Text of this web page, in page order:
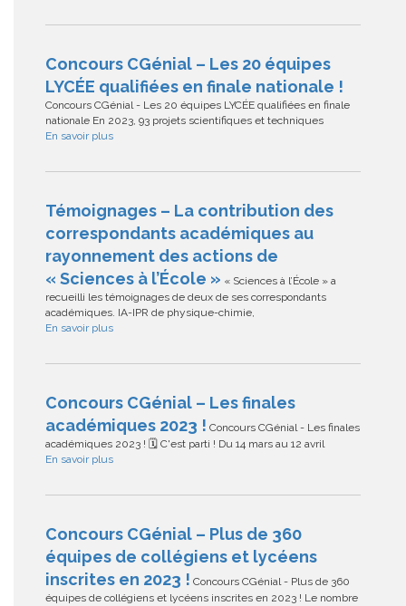
Concours CGénial – Les 20 équipes
LYCÉE qualifiées en finale nationale !
Concours CGénial - Les 20 équipes LYCÉE qualifiées en finale
nationale En 2023, 93 projets scientifiques et techniques
En savoir plus
Témoignages – La contribution des
correspondants académiques au
rayonnement des actions de
« Sciences à l’École » « Sciences à l’École » a
recueilli les témoignages de deux de ses correspondants
académiques. IA-IPR de physique-chimie,
En savoir plus
Concours CGénial – Les finales
académiques 2023 ! Concours CGénial - Les finales
académiques 2023 ! 🗓 C'est parti ! Du 14 mars au 12 avril
En savoir plus
Concours CGénial – Plus de 360
équipes de collégiens et lycéens
inscrites en 2023 ! Concours CGénial - Plus de 360
équipes de collégiens et lycéens inscrites en 2023 ! Le nombre